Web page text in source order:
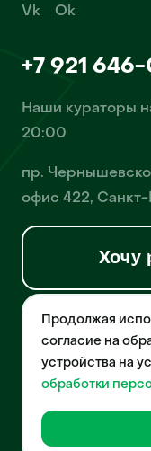
Vk Ok
+7 921
Наши кураторы
20:00
пр.
офис 422, Санкт-
Хочу
© 2026 Pet-Yes. ООО
осуществляет
технологий,
собственного
порталов в
домашних животных»,
№2021612018 от 10
Продолжая
согласие на
устройства на
обработки